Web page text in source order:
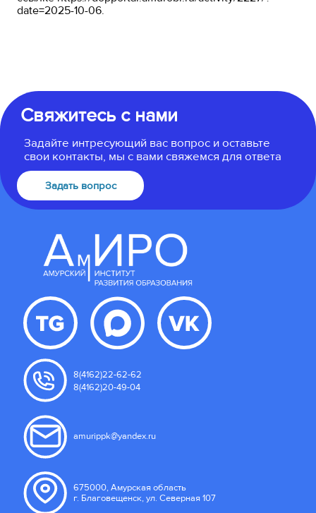
date=2025-10-06.
Свяжитесь с нами
Задайте интресующий вас вопрос и оставьте
свои контакты, мы с вами свяжемся для ответа
Задать вопрос
8(4162)22-62-62
8(4162)20-49-04
amurippk@yandex.ru
675000, Амурская область
г. Благовещенск, ул. Северная 107